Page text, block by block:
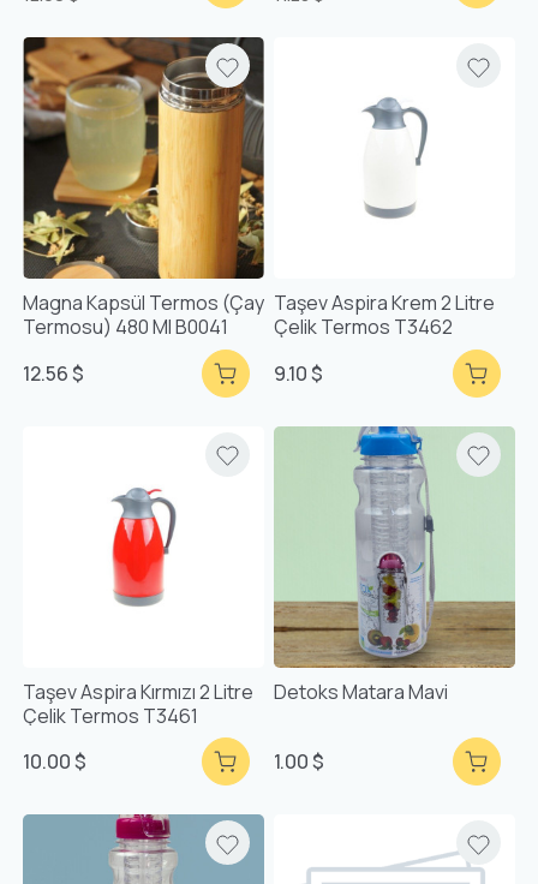
Magna Kapsül Termos (Çay
Termosu) 480 Ml B0041
12.56 $
Taşev Aspira Krem 2 Litre
Çelik Termos T3462
9.10 $
Taşev Aspira Kırmızı 2 Litre
Çelik Termos T3461
10.00 $
Detoks Matara Mavi
1.00 $